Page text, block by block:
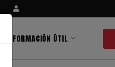
INFORMACIÓN ÚTIL